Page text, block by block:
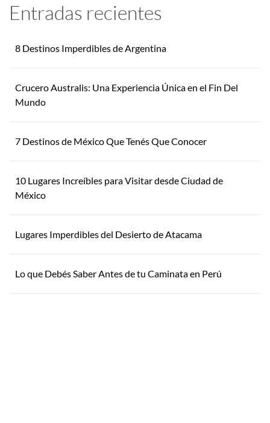
Entradas recientes
8 Destinos Imperdibles de Argentina
Crucero Australis: Una Experiencia Única en el Fin Del
Mundo
7 Destinos de México Que Tenés Que Conocer
10 Lugares Increíbles para Visitar desde Ciudad de
México
Lugares Imperdibles del Desierto de Atacama
Lo que Debés Saber Antes de tu Caminata en Perú